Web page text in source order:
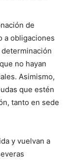
de
a obligaciones
no hayan
Asimismo,
que estén
tanto en sede
y vuelvan a